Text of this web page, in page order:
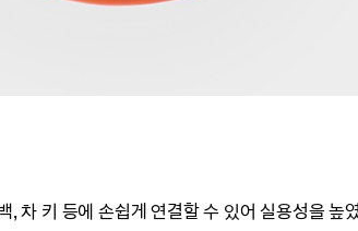
차 키 등에 손쉽게 연결할 수 있어 실용성을 높